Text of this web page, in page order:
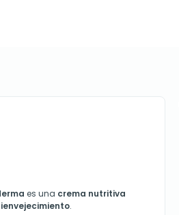
es una crema nutritiva
.